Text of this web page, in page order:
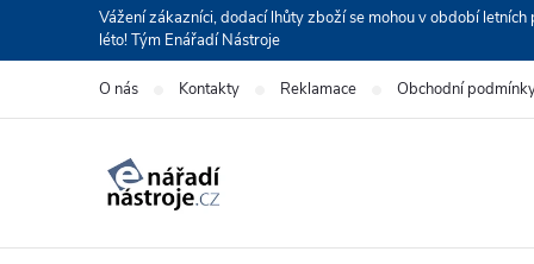
Vážení zákazníci, dodací lhůty zboží se mohou v období
léto! Tým Enářadí Nástroje
O nás Kontakty Reklamace Obchodní